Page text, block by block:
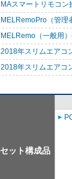
MAスマートリモコ
MELRemoPro（管理
MELRemo（一般用
2018年スリムエアコ
2018年スリムエアコ
セット構成品